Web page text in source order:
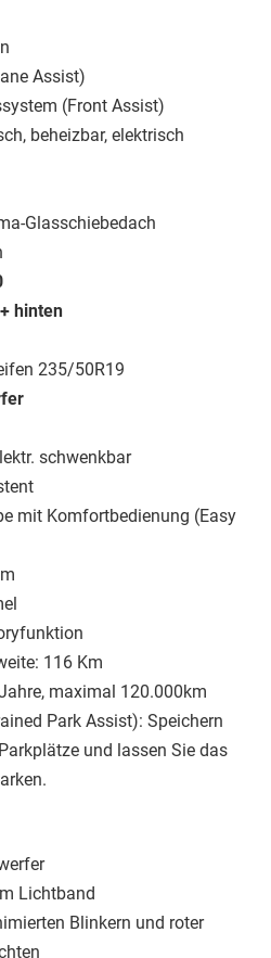
Assist)
(Front Assist)
beheizbar, elektrisch
Glasschiebedach
hinten
235/50R19
schwenkbar
mit Komfortbedienung (Easy
116 Km
maximal 120.000km
Park Assist): Speichern
und lassen Sie das
Lichtband
Blinkern und roter